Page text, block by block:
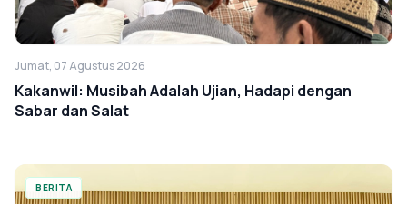
Jumat, 07 Agustus 2026
Kakanwil: Musibah Adalah Ujian, Hadapi dengan
Sabar dan Salat
BERITA